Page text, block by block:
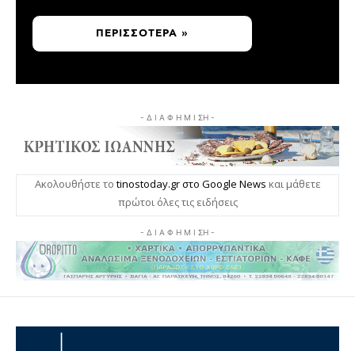
ΠΕΡΙΣΣΌΤΕΡΑ »
- Δ Ι Α Φ Η Μ Ι ΣΗ -
Ακολουθήστε το tinostoday.gr στο Google News και μάθετε
πρώτοι όλες τις ειδήσεις
- Δ Ι Α Φ Η Μ Ι ΣΗ -